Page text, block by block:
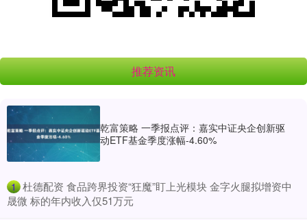
推荐资讯
乾富策略 一季报点评：嘉实中证央企创新驱
动ETF基金季度涨幅-4.60%
1 ​杜德配资 食品跨界投资“狂魔”盯上光模块 金字火腿拟增资中
晟微 标的年内收入仅51万元